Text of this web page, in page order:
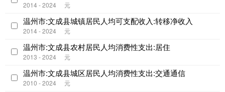
2014 - 2024 元
温州市:文成县城镇居民人均可支配收入:转移净收入
2014 - 2024 元
温州市:文成县农村居民人均消费性支出:居住
2013 - 2024 元
温州市:文成县城区居民人均消费性支出:交通通信
2010 - 2024 元